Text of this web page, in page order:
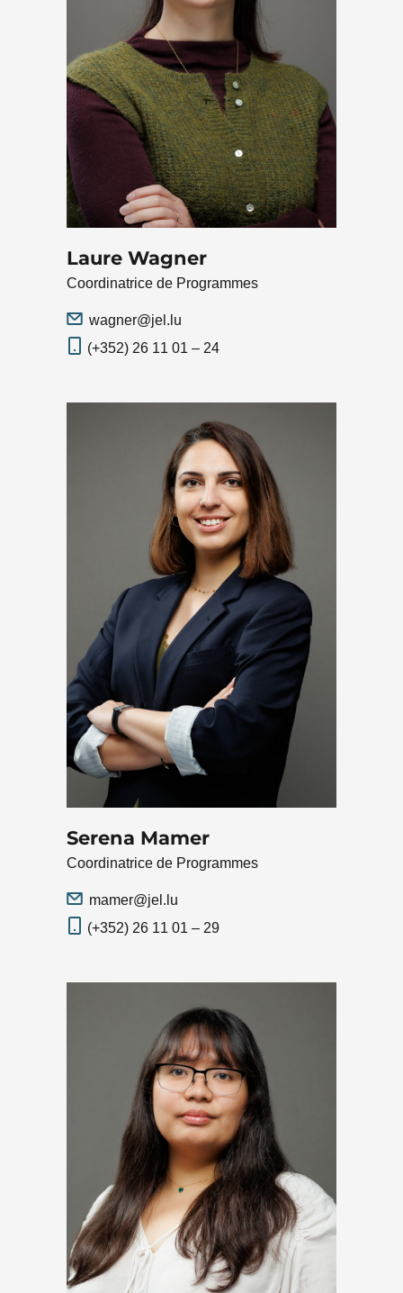
Laure Wagner
Coordinatrice de Programmes
wagner@jel.lu
(+352) 26 11 01 – 24
Serena Mamer
Coordinatrice de Programmes
mamer@jel.lu
(+352) 26 11 01 – 29